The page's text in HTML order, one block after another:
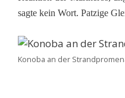
sagte kein Wort. Patzige
Konoba an der